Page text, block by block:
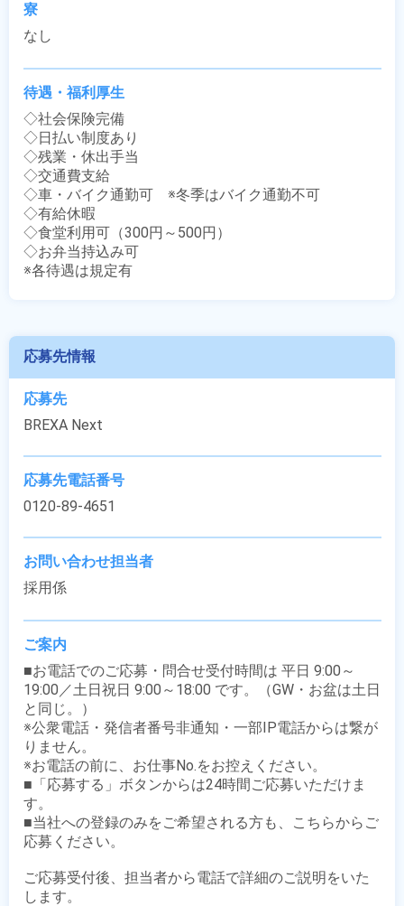
寮
なし
待遇・福利厚生
◇社会保険完備
◇日払い制度あり
◇残業・休出手当
◇交通費支給
◇車・バイク通勤可　※冬季はバイク通勤不可
◇有給休暇
◇食堂利用可（300円～500円）
◇お弁当持込み可
※各待遇は規定有
応募先情報
応募先
BREXA Next
応募先電話番号
0120-89-4651
お問い合わせ担当者
採用係
ご案内
■お電話でのご応募・問合せ受付時間は 平日 9:00～
19:00／土日祝日 9:00～18:00 です。（GW・お盆は土日
と同じ。）
※公衆電話・発信者番号非通知・一部IP電話からは繋が
りません。
※お電話の前に、お仕事No.をお控えください。
■「応募する」ボタンからは24時間ご応募いただけま
す。
■当社への登録のみをご希望される方も、こちらからご
応募ください。
ご応募受付後、担当者から電話で詳細のご説明をいた
します。